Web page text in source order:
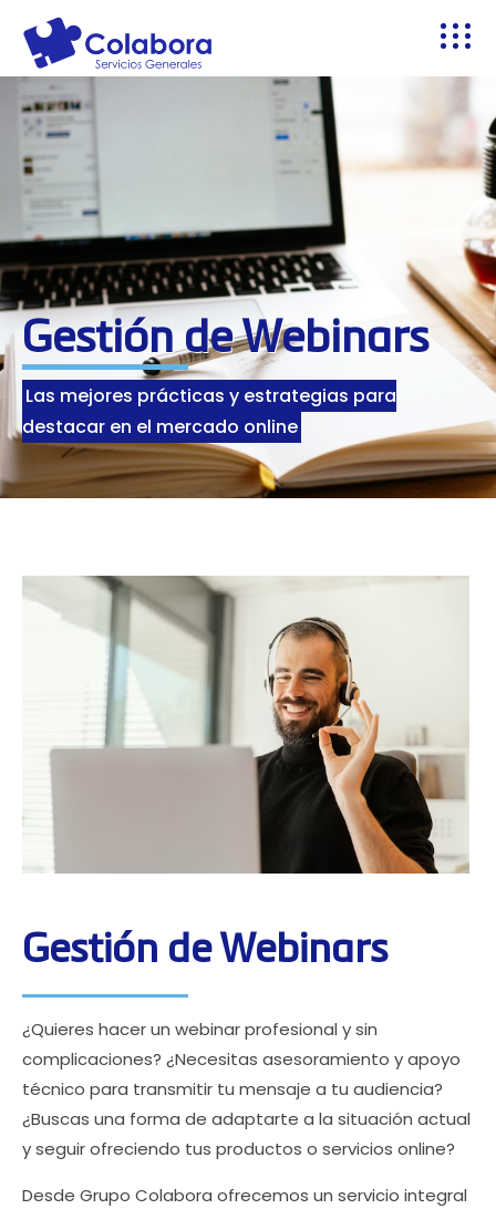
Gestión de Webinars
Las mejores prácticas y estrategias para
destacar en el mercado online
Gestión de Webinars
¿Quieres hacer un webinar profesional y sin
complicaciones? ¿Necesitas asesoramiento y apoyo
técnico para transmitir tu mensaje a tu audiencia?
¿Buscas una forma de adaptarte a la situación actual
y seguir ofreciendo tus productos o servicios online?
Desde Grupo Colabora ofrecemos un servicio integral